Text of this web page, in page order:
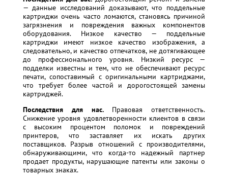
— данные исследований доказывают, что поддельные
картриджи очень часто ломаются, становясь причиной
загрязнения и повреждения важных компонентов
оборудования. Низкое качество — поддельные
картриджи имеют низкое качество изображения, а
следовательно, и качество отпечатков, не дотягивающее
до профессионального уровня. Низкий ресурс —
подделки известны и тем, что не обеспечивают ресурс
печати, сопоставимый с оригинальными картриджами,
что требует более частой и дорогостоящей замены
картриджей.
Последствия для нас.Правовая ответственность.
Снижение уровня удовлетворенности клиентов в связи
с высоким процентом поломок и повреждений
принтеров, что заставляет их искать других
поставщиков. Разрыв отношений с производителями,
обнаруживающими, что когда-то надежный партнер
продает продукты, нарушающие патенты или законы о
товарных знаках.